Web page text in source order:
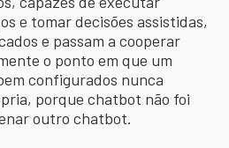
e tomar decisões assistidas,
e passam a cooperar
o ponto em que um
configurados nunca
porque chatbot não foi
outro chatbot.